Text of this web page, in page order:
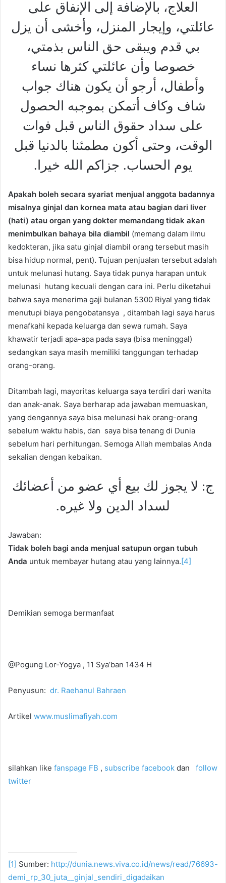
العلاج، بالإضافة إلى الإنفاق على
عائلتي، وإيجار المنزل، وأخشى أن يزل
بي قدم ويبقى حق الناس بذمتي،
خصوصا وأن عائلتي كثرها نساء
وأطفال، أرجو أن يكون هناك جواب
شاف وكاف أتمكن بموجبه الحصول
على سداد حقوق الناس قبل فوات
الوقت، وحتى أكون مطمئنا بالدنيا قبل
يوم الحساب. جزاكم الله خيرا.
Apakah boleh secara syariat menjual anggota badannya
misalnya ginjal dan kornea mata atau bagian dari liver
(hati) atau organ yang dokter memandang tidak akan
menimbulkan bahaya bila diambil (memang dalam ilmu
kedokteran, jika satu ginjal diambil orang tersebut masih
bisa hidup normal, pent). Tujuan penjualan tersebut adalah
untuk melunasi hutang. Saya tidak punya harapan untuk
melunasi hutang kecuali dengan cara ini. Perlu diketahui
bahwa saya menerima gaji bulanan 5300 Riyal yang tidak
menutupi biaya pengobatansya , ditambah lagi saya harus
menafkahi kepada keluarga dan sewa rumah. Saya
khawatir terjadi apa-apa pada saya (bisa meninggal)
sedangkan saya masih memiliki tanggungan terhadap
orang-orang.
Ditambah lagi, mayoritas keluarga saya terdiri dari wanita
dan anak-anak. Saya berharap ada jawaban memuaskan,
yang dengannya saya bisa melunasi hak orang-orang
sebelum waktu habis, dan saya bisa tenang di Dunia
sebelum hari perhitungan. Semoga Allah membalas Anda
sekalian dengan kebaikan.
ج: لا يجوز لك بيع أي عضو من أعضائك
لسداد الدين ولا غيره.
Jawaban:
Tidak boleh bagi anda menjual satupun organ tubuh
Anda untuk membayar hutang atau yang lainnya. [4]
Demikian semoga bermanfaat
@Pogung Lor-Yogya , 11 Sya’ban 1434 H
Penyusun: dr. Raehanul Bahraen
Artikel www.muslimafiyah.com
silahkan like fanspage FB , subscribe facebook dan
follow
twitter
[1] Sumber: http://dunia.news.viva.co.id/news/read/76693-
demi_rp_30_juta__ginjal_sendiri_digadaikan